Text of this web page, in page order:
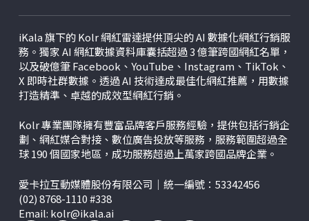
iKala 旗下的 Kolr 網紅雷達提供頂尖的 AI 數據化網紅行銷服
務。獨家 AI 網紅數據資料庫囊括超過 3 億筆跨國網紅名單，
以及破億筆 Facebook、YouTube、Instagram、TikTok、
X 即時社群數據。透過 AI 技術達成最佳化網紅推薦，用數據
打造精準、卓越的成效型網紅行銷。
Kolr 專業團隊擁有豐富品牌客戶服務經驗，提供包括行銷企
劃、網紅媒合對接、數位廣告投放等服務，服務範圍超過全
球 190 個國家地區，成功服務超過上萬家跨國品牌企業。
愛卡拉互動媒體股份有限公司｜統一編號：53342456
(02) 8768-1110 #338
Email: kolr@ikala.ai